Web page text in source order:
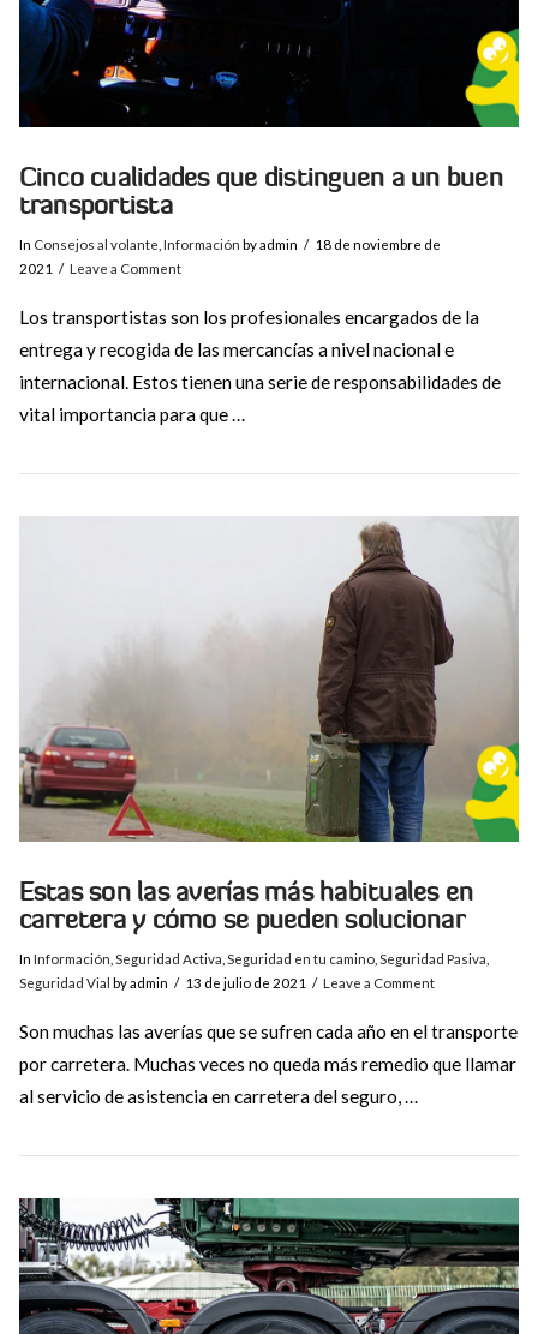
Cinco cualidades que distinguen a un buen
transportista
In Consejos al volante Información by admin
18 de noviembre de
2021
Leave a Comment
Los transportistas son los profesionales encargados de la
entrega y recogida de las mercancías a nivel nacional e
internacional. Estos tienen una serie de responsabilidades de
vital importancia para que …
VIEW POST
Estas son las averías más habituales en
carretera y cómo se pueden solucionar
In Información Seguridad Activa Seguridad en tu camino, Seguridad Pasiva
Seguridad Vial by admin 13 de julio de 2021 Leave a Comment
Son muchas las averías que se sufren cada año en el transporte
por carretera. Muchas veces no queda más remedio que llamar
al servicio de asistencia en carretera del seguro, …